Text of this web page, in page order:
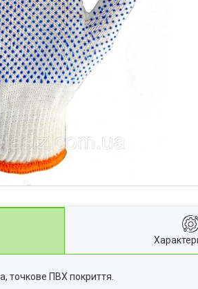
точкове ПВХ покриття.